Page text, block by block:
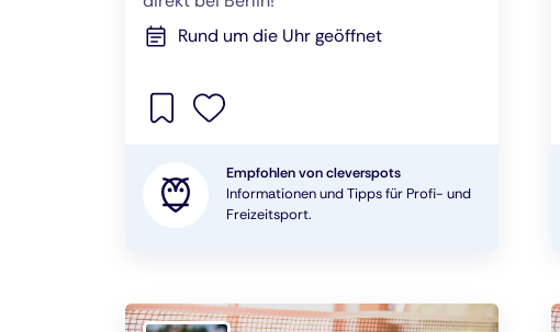
Rund um die Uhr geöffnet
Empfohlen von cleverspots
Informationen und Tipps für Profi- und
Freizeitsport.